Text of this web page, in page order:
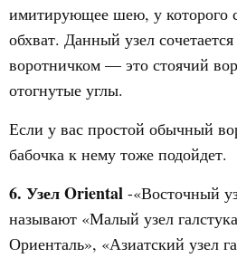
имитирующее шею, у которого
обхват. Данный узел
воротничком — это стоячий
отогнутые углы.
Если у вас простой обычный
бабочка к нему тоже подойдет.
6. Узел Oriental -«Восточный
называют «Малый узел
Ориенталь», «Азиатский узел